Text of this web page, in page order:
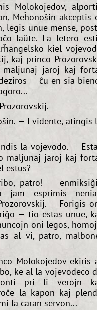
Molokojedov,
Meĥonoŝin akceptis
legis unue mense,
laŭte. La letero
kiel
kaj princo
jaroj kaj
— ĉu en sia
— Evidente, atingis
la vojevodo. —
maljunaj jaroj kaj
estus?
patro! —
jam esprimis
— Forigis
— tio estas unue,
oni legos,
al vi, patro,
Molokojedov ekiris
ke al la vojevodeco
pri li verojn
la kapon kaj
la caran servon...